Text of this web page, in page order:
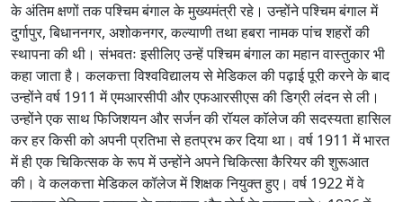
के अंतिम क्षणों तक पश्चिम बंगाल के मुख्यमंत्री रहे। उन्होंने पश्चिम बंगाल में
दुर्गापुर, बिधाननगर, अशोकनगर, कल्याणी तथा हबरा नामक पांच शहरों की
स्थापना की थी। संभवतः इसीलिए उन्हें पश्चिम बंगाल का महान वास्तुकार भी
कहा जाता है। कलकत्ता विश्वविद्यालय से मेडिकल की पढ़ाई पूरी करने के बाद
उन्होंने वर्ष 1911 में एमआरसीपी और एफआरसीएस की डिग्री लंदन से ली।
उन्होंने एक साथ फिजिशयन और सर्जन की रॉयल कॉलेज की सदस्यता हासिल
कर हर किसी को अपनी प्रतिभा से हतप्रभ कर दिया था। वर्ष 1911 में भारत
में ही एक चिकित्सक के रूप में उन्होंने अपने चिकित्सा कैरियर की शुरूआत
की। वे कलकत्ता मेडिकल कॉलेज में शिक्षक नियुक्त हुए। वर्ष 1922 में वे